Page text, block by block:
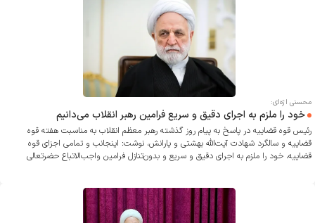
محسنی اژه‌ای:
خود را ملزم به اجرای دقیق و سریع فرامین رهبر انقلاب می‌دانیم
رئیس قوه قضاییه در پاسخ به پیام روز گذشته رهبر معظم انقلاب به مناسبت هفته قوه
قضاییه و سالگرد شهادت آیت‌الله بهشتی و یارانش، نوشت: اینجانب و تمامی اجزای قوه
قضاییه، خود را ملزم به اجرای دقیق و سریع و بدون‌تنازل فرامین واجب‌الاتباع حضرتعالی